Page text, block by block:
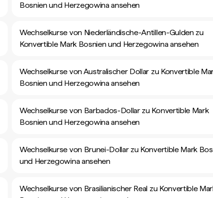
Bosnien und Herzegowina ansehen
Wechselkurse von Niederländische-Antillen-Gulden zu
Konvertible Mark Bosnien und Herzegowina ansehen
Wechselkurse von Australischer Dollar zu Konvertible
Bosnien und Herzegowina ansehen
Wechselkurse von Barbados-Dollar zu Konvertible Mark
Bosnien und Herzegowina ansehen
Wechselkurse von Brunei-Dollar zu Konvertible Mark
und Herzegowina ansehen
Wechselkurse von Brasilianischer Real zu Konvertible